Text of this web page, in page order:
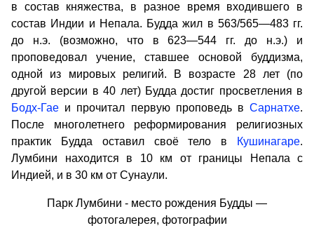
в состав княжества, в разное время входившего в
состав Индии и Непала. Будда жил в 563/565—483 гг.
до н.э. (возможно, что в 623—544 гг. до н.э.) и
проповедовал учение, ставшее основой буддизма,
одной из мировых религий. В возрасте 28 лет (по
другой версии в 40 лет) Будда достиг просветления в
Бодх-Гае и прочитал первую проповедь в Сарнатхе.
После многолетнего реформирования религиозных
практик Будда оставил своё тело в
Кушинагаре.
Лумбини находится в 10 км от границы Непала с
Индией, и в 30 км от Сунаули.
Парк Лумбини - место рождения Будды —
фотогалерея, фотографии